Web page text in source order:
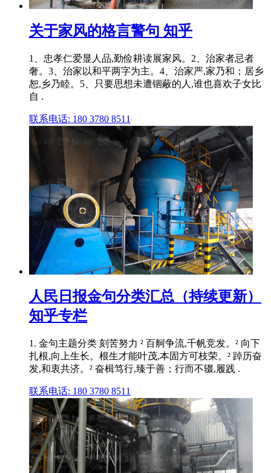
关于家风的格言警句 知乎
1、忠孝仁爱显人品,勤俭耕读展家风。2、治家者忌者
奢。3、治家以和平两字为主。4、治家严,家乃和；居乡
恕,乡乃睦。5、只要思想未遭锢蔽的人,谁也喜欢子女比
自 .
联系电话: 180 3780 8511
人民日报金句分类汇总（持续更新）
知乎专栏
1. 金句主题分类 刻苦努力 ² 百舸争流,千帆竞发。² 向下
扎根,向上生长。根生才能叶茂,本固方可枝荣。² 踔历奋
发,和衷共济。² 奋楫笃行,臻于善；行而不辍,履践 .
联系电话: 180 3780 8511